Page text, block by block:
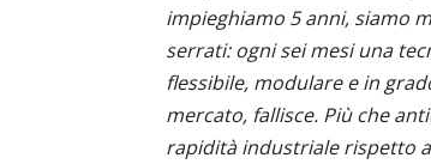
impieghiamo 5 anni, siamo
serrati: ogni sei mesi una
flessibile, modulare e in
mercato, fallisce. Più che
rapidità industriale rispetto